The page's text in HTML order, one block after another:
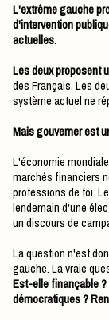
L'extrême gauche
d'intervention
actuelles.
Les deux proposent
des Français. Les
système actuel ne
Mais gouverner est
L'économie
marchés financiers
professions de foi.
lendemain d'une
un discours de
La question n'est
gauche. La vraie
Est-elle finançable
démocratiques ?